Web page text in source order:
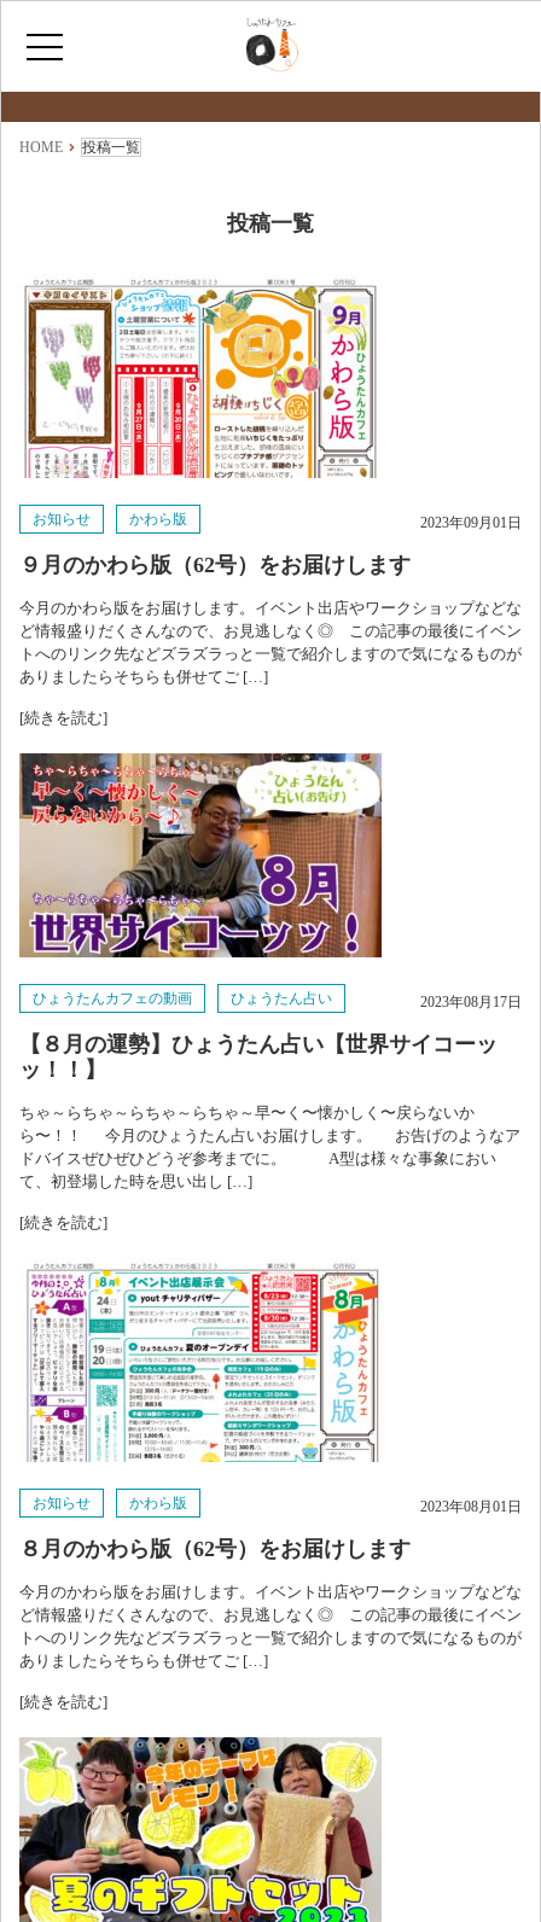
ホーム
ショップ情報
最新情報
NEWS
HOME 投稿一覧
投稿一覧
お知らせ かわら版 2023年09月01日
９月のかわら版（62号）をお届けします
今月のかわら版をお届けします。イベント出店やワークショップなどな
ど情報盛りだくさんなので、お見逃しなく◎ この記事の最後にイベン
トへのリンク先などズラズラっと一覧で紹介しますので気になるものが
ありましたらそちらも併せてご […]
[続きを読む]
ひょうたんカフェの動画 ひょうたん占い 2023年08月17日
【８月の運勢】ひょうたん占い【世界サイコーッ
ッ！！】
ちゃ～らちゃ～らちゃ～らちゃ～早〜く〜懐かしく〜戻らないか
ら〜！！ 今月のひょうたん占いお届けします。 お告げのようなア
ドバイスぜひぜひどうぞ参考までに。 A型は様々な事象におい
て、初登場した時を思い出し […]
[続きを読む]
お知らせ かわら版 2023年08月01日
８月のかわら版（62号）をお届けします
今月のかわら版をお届けします。イベント出店やワークショップなどな
ど情報盛りだくさんなので、お見逃しなく◎ この記事の最後にイベン
トへのリンク先などズラズラっと一覧で紹介しますので気になるものが
ありましたらそちらも併せてご […]
[続きを読む]